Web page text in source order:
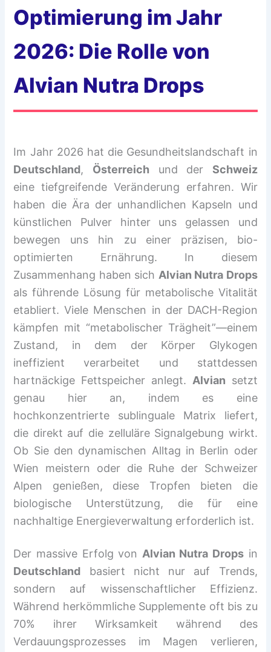
Optimierung im Jahr
2026: Die Rolle von
Alvian Nutra Drops
Im Jahr 2026 hat die Gesundheitslandschaft in
Deutschland, Österreich und der Schweiz
eine tiefgreifende Veränderung erfahren. Wir
haben die Ära der unhandlichen Kapseln und
künstlichen Pulver hinter uns gelassen und
bewegen uns hin zu einer präzisen, bio-
optimierten Ernährung. In diesem
Zusammenhang haben sich Alvian Nutra Drops
als führende Lösung für metabolische Vitalität
etabliert. Viele Menschen in der DACH-Region
kämpfen mit “metabolischer Trägheit”—einem
Zustand, in dem der Körper Glykogen
ineffizient verarbeitet und stattdessen
hartnäckige Fettspeicher anlegt. Alvian setzt
genau hier an, indem es eine
hochkonzentrierte sublinguale Matrix liefert,
die direkt auf die zelluläre Signalgebung wirkt.
Ob Sie den dynamischen Alltag in Berlin oder
Wien meistern oder die Ruhe der Schweizer
Alpen genießen, diese Tropfen bieten die
biologische Unterstützung, die für eine
nachhaltige Energieverwaltung erforderlich ist.
Der massive Erfolg von Alvian Nutra Dropsin
Deutschland basiert nicht nur auf Trends,
sondern auf wissenschaftlicher Effizienz.
Während herkömmliche Supplemente oft bis zu
70% ihrer Wirksamkeit während des
Verdauungsprozesses im Magen verlieren,